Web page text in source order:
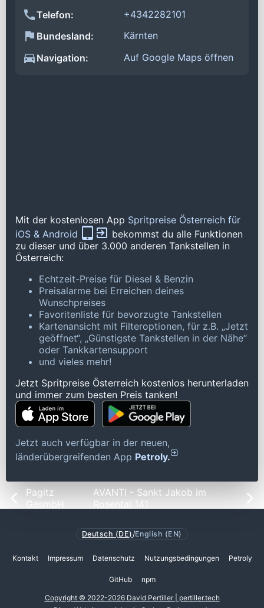
Telefon:
+4342282101
Bundesland:
Kärnten
Navigation:
Auf Google Maps öffnen
Mit der kostenlosen App Spritpreise Österreich für
iOS & Android
bekommst du alle Funktionen
zu dieser und über 3.000 anderen Tankstellen in
Österreich:
Echtzeit-Preise für Diesel & Benzin
Preisalarme bei Erreichen deines
Wunschpreises
Favoritenliste für bevorzugte Tankstellen
Kartenansicht mit Filteroptionen, für z.B. „Jetzt
geöffnet“, „Günstigste Tankstellen in der Nähe“
oder Tankkartensupport
und vieles mehr!
Jetzt Spritpreise Österreich kostenlos herunterladen
und immer zum besten Preis tanken!
Jetzt auch verfügbar in der neuen,
länderübergreifenden App Petroly.
Pagitz
GesmbH
AVANTI - Sankt Jakob im
Rosental 141
Deutsch (DE)/English (EN)
Kontakt Impressum Datenschutz Nutzungsbedingungen Petroly
GitHub npm
Copyright © 2022-2026 David Pertiller | pertiller.tech